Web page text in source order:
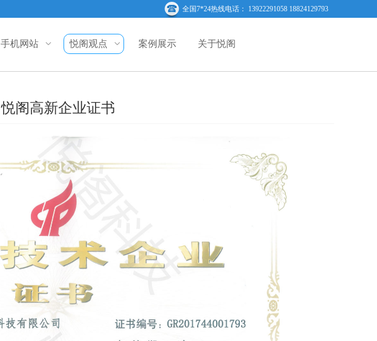
全国7*24热线电话： 13922291058 18824129793
手机网站 悦阁观点 案例展示 关于悦阁
悦阁高新企业证书